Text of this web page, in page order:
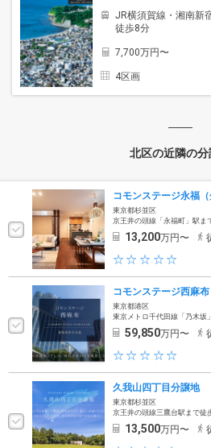
JR横須賀線・湘南新
徒歩8分
7,700万円〜
4区画
北区の近隣の分
コモンステージ永福（
東京都杉並区
京王井の頭線「永福町」駅ま
13,200万円〜
コモンステージ西麻布
東京都港区
東京メトロ千代田線「乃木坂
59,850万円〜
久我山四丁目分譲地
東京都杉並区
京王井の頭線三鷹台駅まで徒
13,500万円〜